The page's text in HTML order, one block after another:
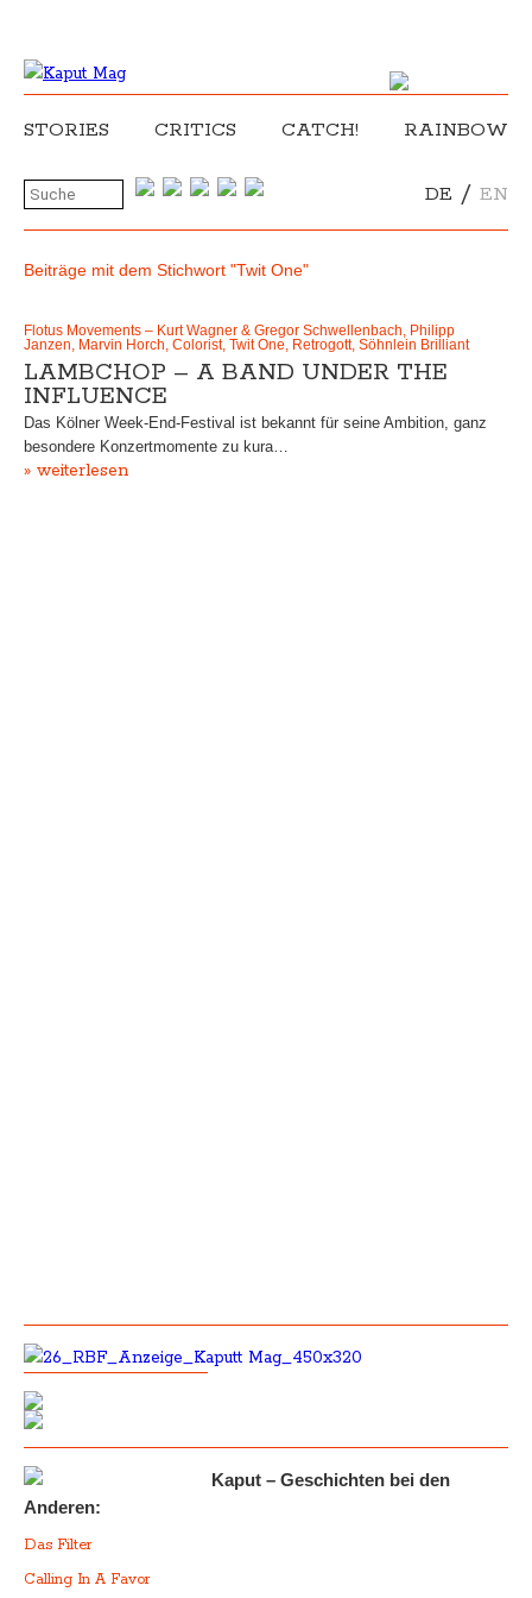
STORIES CRITICS CATCH! RAINBOW
DE / EN
Beiträge mit dem Stichwort "Twit One"
Flotus Movements – Kurt Wagner & Gregor Schwellenbach, Philipp
Janzen, Marvin Horch, Colorist, Twit One, Retrogott, Söhnlein Brilliant
LAMBCHOP – A BAND UNDER THE
INFLUENCE
Das Kölner Week-End-Festival ist bekannt für seine Ambition, ganz
besondere Konzertmomente zu kura…
» weiterlesen
Kaput – Geschichten bei den
Anderen:
Das Filter
Calling In A Favor